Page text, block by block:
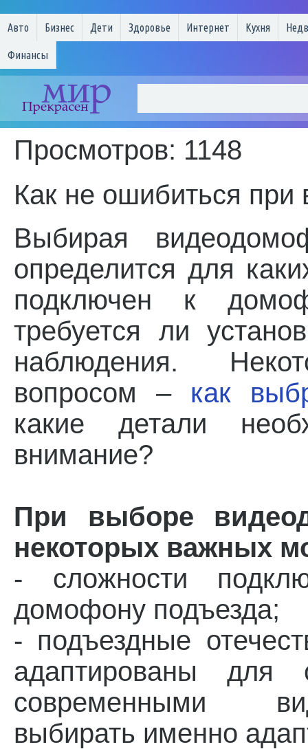
Авто Бизнес Дети Здоровье Интернет Кухня
Финансы
Просмотров: 1148
Как не ошибиться
Выбирая
определится для
подключен к
требуется ли
наблюдения.
вопросом – как
какие детали
внимание?
При выборе
некоторых важных
- сложности
домофону подъезда;
- подъездные
адаптированы для
современными
выбирать именно